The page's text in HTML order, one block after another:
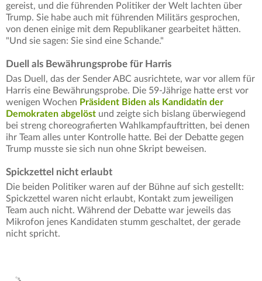
gereist, und die führenden Politiker der Welt lachten über
Trump. Sie habe auch mit führenden Militärs gesprochen,
von denen einige mit dem Republikaner gearbeitet hätten.
"Und sie sagen: Sie sind eine Schande."
Duell als Bewährungsprobe für Harris
Das Duell, das der Sender ABC ausrichtete, war vor allem für
Harris eine Bewährungsprobe. Die 59-Jährige hatte erst vor
wenigen Wochen Präsident Biden als Kandidatin der
Demokraten abgelöst und zeigte sich bislang überwiegend
bei streng choreografierten Wahlkampfauftritten, bei denen
ihr Team alles unter Kontrolle hatte. Bei der Debatte gegen
Trump musste sie sich nun ohne Skript beweisen.
Spickzettel nicht erlaubt
Die beiden Politiker waren auf der Bühne auf sich gestellt:
Spickzettel waren nicht erlaubt, Kontakt zum jeweiligen
Team auch nicht. Während der Debatte war jeweils das
Mikrofon jenes Kandidaten stumm geschaltet, der gerade
nicht spricht.